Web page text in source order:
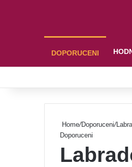
DOPORUCENI
Home/Doporuceni/
Doporuceni